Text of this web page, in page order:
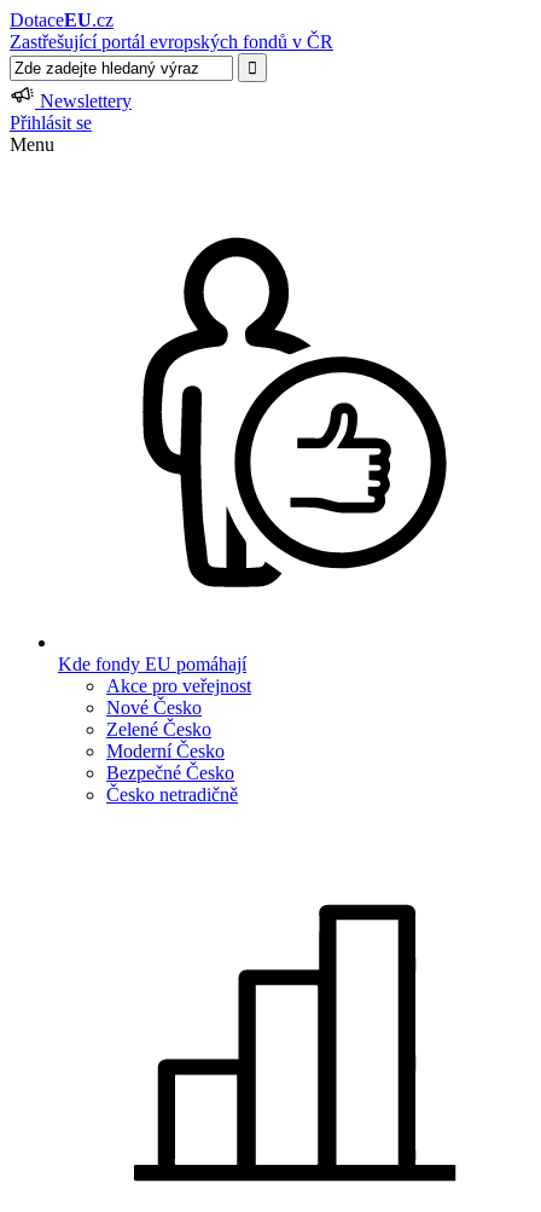
DotaceEU.cz
Zastřešující portál evropských fondů v ČR
Newslettery
Přihlásit se
Menu
Kde fondy EU pomáhají
Akce pro veřejnost
Nové Česko
Zelené Česko
Moderní Česko
Bezpečné Česko
Česko netradičně